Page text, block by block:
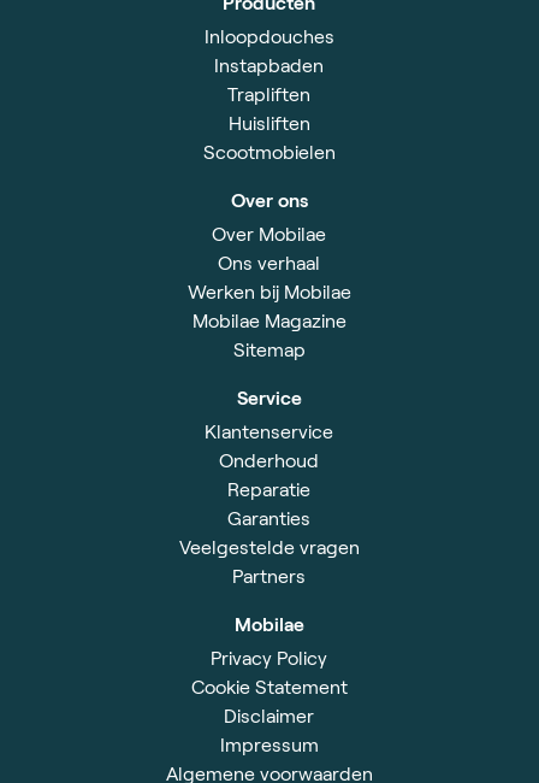
Inloopdouches
Instapbaden
Trapliften
Huisliften
Scootmobielen
Over ons
Over Mobilae
Ons verhaal
Werken bij Mobilae
Mobilae Magazine
Sitemap
Service
Klantenservice
Onderhoud
Reparatie
Garanties
Veelgestelde vragen
Partners
Mobilae
Privacy Policy
Cookie Statement
Disclaimer
Impressum
Algemene voorwaarden